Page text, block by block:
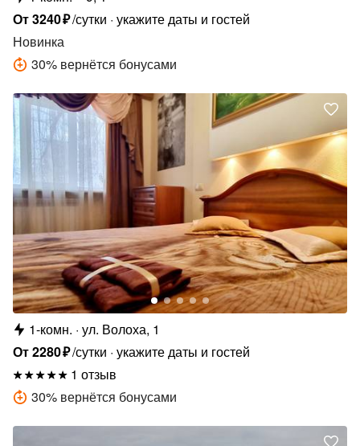
От3240₽/сутки укажите даты и гостей
Новинка
30% вернётся бонусами
1-комн. ул. Волоха, 1
От2280₽/сутки укажите даты и гостей
1 отзыв
30% вернётся бонусами